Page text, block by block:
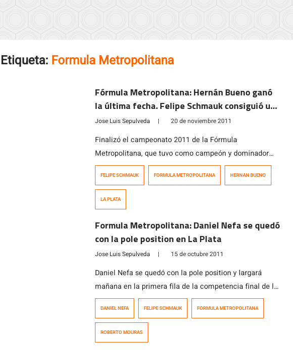
Etiqueta: Formula Metropolitana
Fórmula Metropolitana: Hernán Bueno ganó
la última fecha. Felipe Schmauk consiguió un
quinto lugar
Jose Luis Sepulveda | 20 de noviembre 2011
Finalizó el campeonato 2011 de la Fórmula
Metropolitana, que tuvo como campeón y dominador
absoluto a Hernán Bueno, que hoy sumó su séptimo
chileno Felipe Schmauk, tuvo su mejor resultado de la
temporada con […]
FELIPE SCHMAUK FORMULA METROPOLITANA HERNAN BUENO
LA PLATA
Formula Metropolitana: Daniel Nefa se quedó
con la pole position en La Plata
Jose Luis Sepulveda | 15 de octubre 2011
Daniel Nefa se quedó con la pole position y largará
mañana en la primera fila de la competencia final de la
Fórmula Metropolitana que se correrá en el Autódromo
veloz de las vueltas, y postergó a Lucas Colombo […]
DANIEL NEFA FELIPE SCHMAUK FORMULA METROPOLITANA
ROBERTO MOURAS